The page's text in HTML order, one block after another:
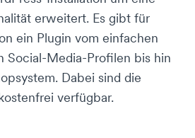
erweitert. Es gibt für
ein Plugin vom einfachen
Social-Media-Profilen bis hin
Dabei sind die
verfügbar.